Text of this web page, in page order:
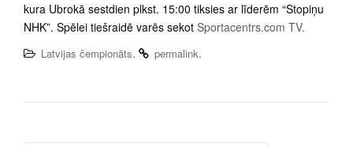
kura Ubrokā sestdien plkst. 15:00 tiksies ar līderēm “Stopiņu
NHK”. Spēlei tiešraidē varēs sekot Sportacentrs.com TV.
Latvijas čempionāts. permalink.